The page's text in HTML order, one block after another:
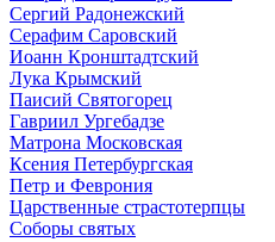
Сергий Радонежский
Серафим Саровский
Иоанн Кронштадтский
Лука Крымский
Паисий Святогорец
Гавриил Ургебадзе
Матрона Московская
Ксения Петербургская
Петр и Феврония
Царственные страстотерпцы
Соборы святых